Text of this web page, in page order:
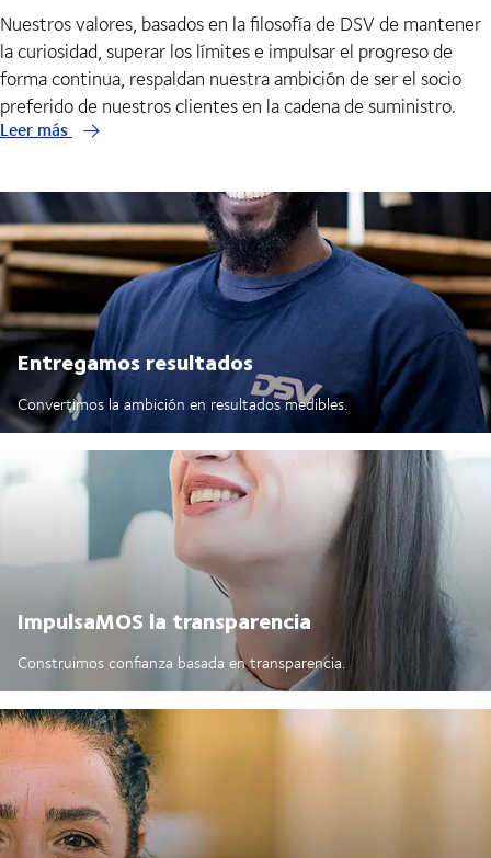
Nuestros valores, basados en la filosofía de DSV de mantener
la curiosidad, superar los límites e impulsar el progreso de
forma continua, respaldan nuestra ambición de ser el socio
preferido de nuestros clientes en la cadena de suministro.
Leer más
Entregamos resultados
Convertimos la ambición en resultados medibles.
ImpulsaMOS la transparencia
Construimos confianza basada en transparencia.